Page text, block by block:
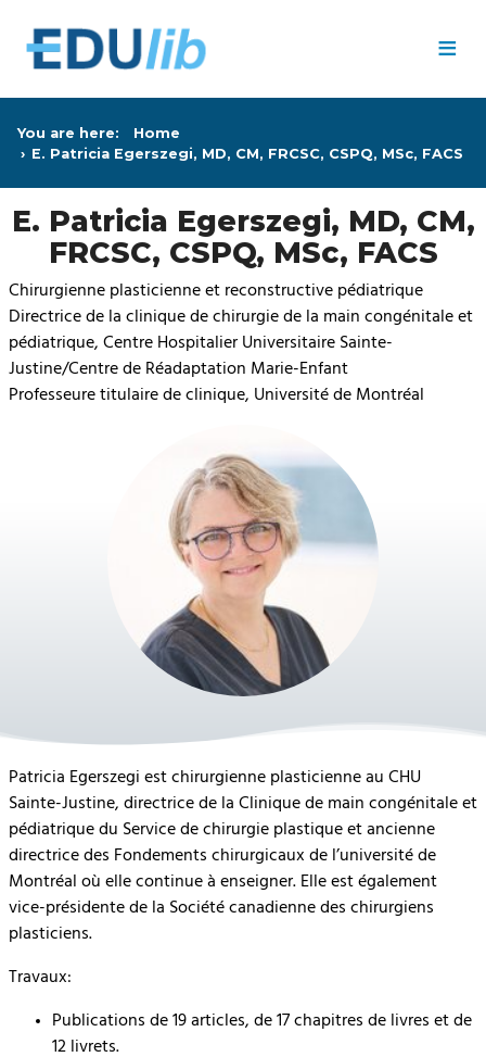
≡
You are here:
Home
E. Patricia Egerszegi, MD, CM, FRCSC, CSPQ, MSc, FACS
E. Patricia Egerszegi, MD, CM,
FRCSC, CSPQ, MSc, FACS
Chirurgienne plasticienne et reconstructive pédiatrique
Directrice de la clinique de chirurgie de la main congénitale et
pédiatrique, Centre Hospitalier Universitaire Sainte-
Justine/Centre de Réadaptation Marie-Enfant
Professeure titulaire de clinique, Université de Montréal
Patricia Egerszegi est chirurgienne plasticienne au CHU
Sainte-Justine, directrice de la Clinique de main congénitale et
pédiatrique du Service de chirurgie plastique et ancienne
directrice des Fondements chirurgicaux de l’université de
Montréal où elle continue à enseigner. Elle est également
vice-présidente de la Société canadienne des chirurgiens
plasticiens.
Travaux:
Publications de 19 articles, de 17 chapitres de livres et de
12 livrets.